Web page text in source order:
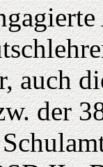
auch
der